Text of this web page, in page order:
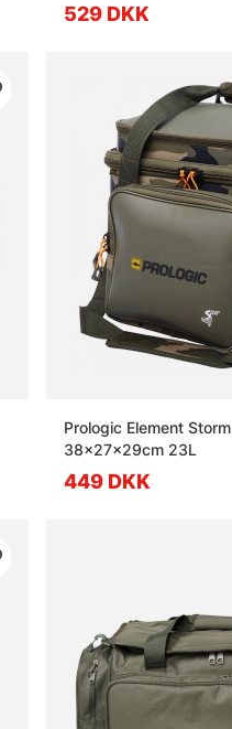
529 DKK
Prologic Element
38x27x29cm 23L
449 DKK